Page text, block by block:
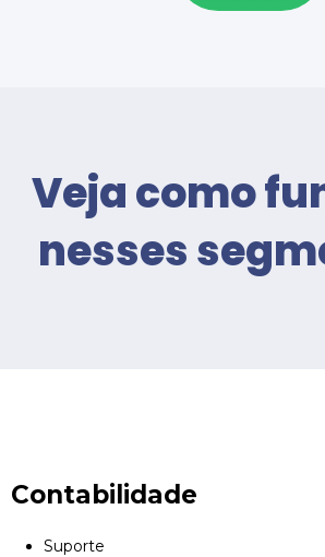
Veja como
nesses
Contabilidade
Suporte